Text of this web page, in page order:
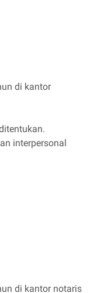
di kantor
interpersonal
di kantor notaris